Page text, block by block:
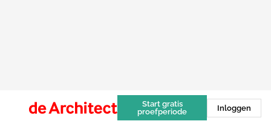
Start gratis
proefperiode
Inloggen